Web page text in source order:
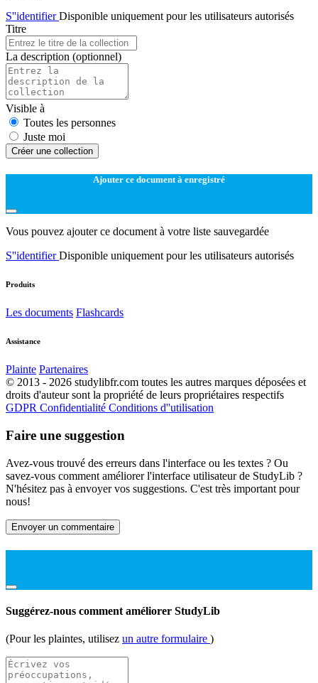
S''identifierDisponible uniquement pour les utilisateurs autorisés
Titre
La description (optionnel)
Visible à
Toutes les personnes
Juste moi
Créer une collection
Ajouter ce document à enregistré
Vous pouvez ajouter ce document à votre liste sauvegardée
S''identifierDisponible uniquement pour les utilisateurs autorisés
Produits
Les documents Flashcards
Assistance
Plainte Partenaires
© 2013 - 2026 studylibfr.com toutes les autres marques déposées et
droits d'auteur sont la propriété de leurs propriétaires respectifs
GDPR Confidentialité Conditions d''utilisation
Faire une suggestion
Avez-vous trouvé des erreurs dans l'interface ou les textes ? Ou
savez-vous comment améliorer l'interface utilisateur de StudyLib ?
N'hésitez pas à envoyer vos suggestions. C'est très important pour
nous!
Envoyer un commentaire
Suggérez-nous comment améliorer StudyLib
(Pour les plaintes, utilisez un autre formulaire )